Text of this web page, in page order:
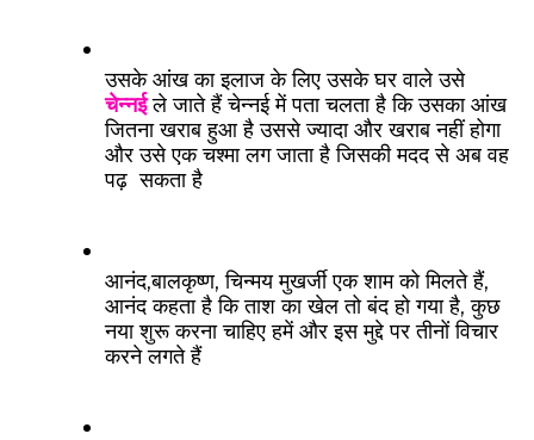
उसके आंख का इलाज के लिए उसके घर वाले उसे
चेन्नई ले जाते हैं चेन्नई में पता चलता है कि उसका आंख
जितना खराब हुआ है उससे ज्यादा और खराब नहीं होगा
और उसे एक चश्मा लग जाता है जिसकी मदद से अब वह
पढ़  सकता है
आनंद,बालकृष्ण, चिन्मय मुखर्जी एक शाम को मिलते हैं,
आनंद कहता है कि ताश का खेल तो बंद हो गया है, कुछ
नया शुरू करना चाहिए हमें और इस मुद्दे पर तीनों विचार
करने लगते हैं